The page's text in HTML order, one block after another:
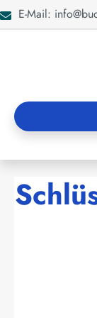
Zur Suche
E-Mail: